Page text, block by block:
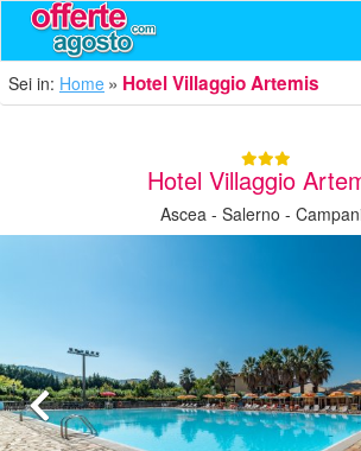
Sei in: Home Hotel Villaggio Artemis
Hotel Villaggio
Ascea - Salerno -